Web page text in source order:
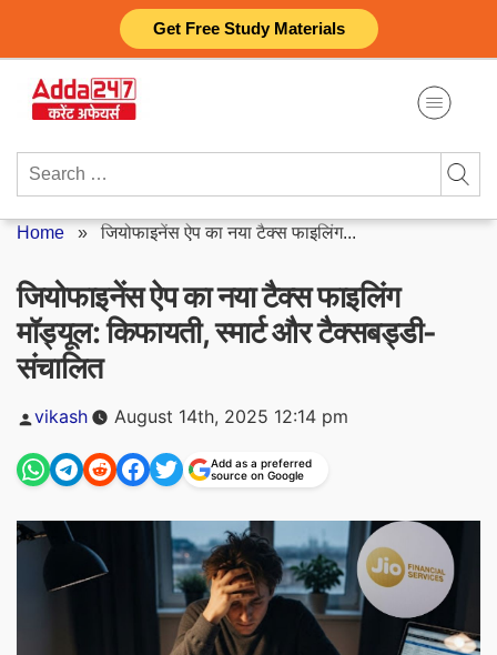
Get Free Study Materials
content
Search
Home »जियोफाइनेंस ऐप का नया टैक्स फाइलिंग...
जियोफाइनेंस ऐप का नया टैक्स फाइलिंग
मॉड्यूल: किफायती, स्मार्ट और टैक्सबड्डी-
संचालित
Posted
vikash August 14th, 2025 12:14 pm
Add as a preferred
source on Google